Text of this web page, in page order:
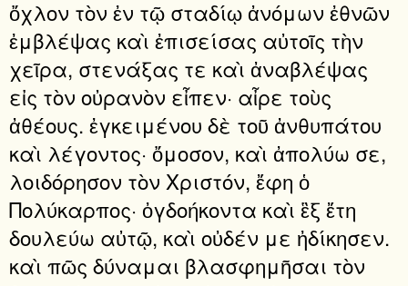
ὄχλον τὸν ἐν τῷ σταδίῳ ἀνόμων ἐθνῶν
ἐμβλέψας καὶ ἐπισείσας αὐτοῖς τὴν
χεῖρα, στενάξας τε καὶ ἀναβλέψας
εἰς τὸν οὐρανὸν εἶπεν· αἶρε τοὺς
ἀθέους. ἐγκειμένου δὲ τοῦ ἀνθυπάτου
καὶ λέγοντος· ὄμοσον, καὶ ἀπολύω σε,
λοιδόρησον τὸν Χριστόν, ἔφη ὁ
Πολύκαρπος· ὀγδοήκοντα καὶ ἓξ ἔτη
δουλεύω αὐτῷ, καὶ οὐδέν με ἠδίκησεν.
καὶ πῶς δύναμαι βλασφημῆσαι τὸν